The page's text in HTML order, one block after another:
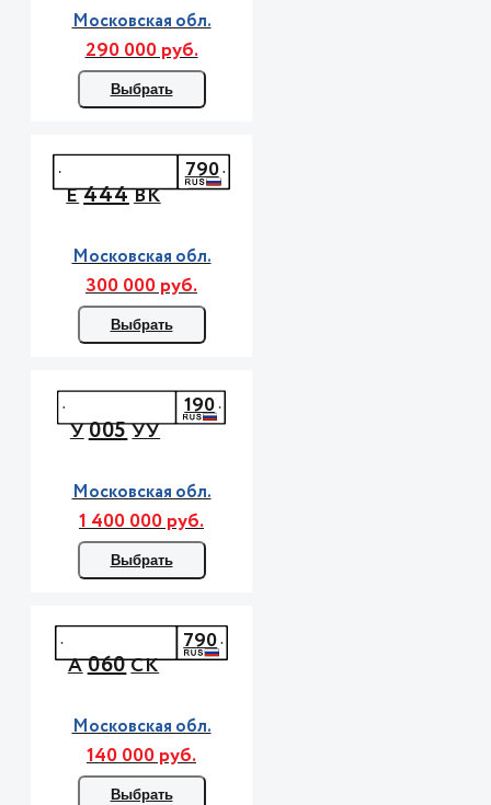
Московская обл.
290 000 руб.
Выбрать
Е444ВК
790
Московская обл.
300 000 руб.
Выбрать
У005УУ
190
Московская обл.
1 400 000 руб.
Выбрать
А060СК
790
Московская обл.
140 000 руб.
Выбрать